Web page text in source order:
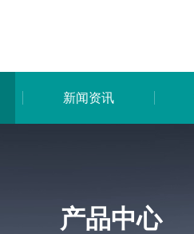
新闻资讯
产品中心